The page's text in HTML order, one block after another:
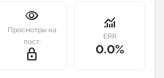
сопровождение
visibility
Просмотры на
пост:
lock_outline
monitoring
ERR
0.0%